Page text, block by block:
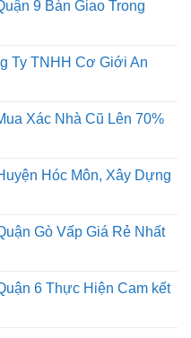
9 Bàn Giao Trong
Ty TNHH Cơ Giới An
Xác Nhà Cũ Lên 70%
Hóc Môn, Xây Dựng
Gò Vấp Giá Rẻ Nhất
6 Thực Hiện Cam kết